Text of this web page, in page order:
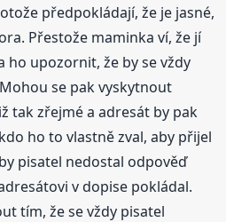
předpokládají, že je jasné,
Přestože maminka ví, že jí
ho upozornit, že by se vždy
se pak vyskytnout
tak zřejmé a adresát by pak
ho to vlastně zval, aby přijel
pisatel nedostal odpověď
v dopise pokládal.
tím, že se vždy pisatel